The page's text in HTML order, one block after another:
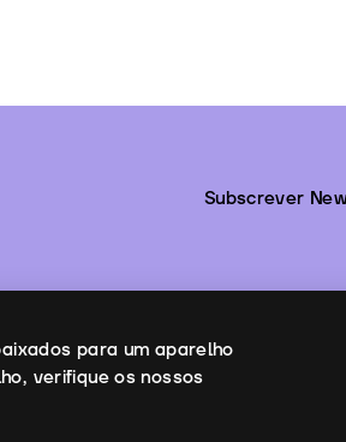
Subscrever
para um aparelho
verifique os nossos